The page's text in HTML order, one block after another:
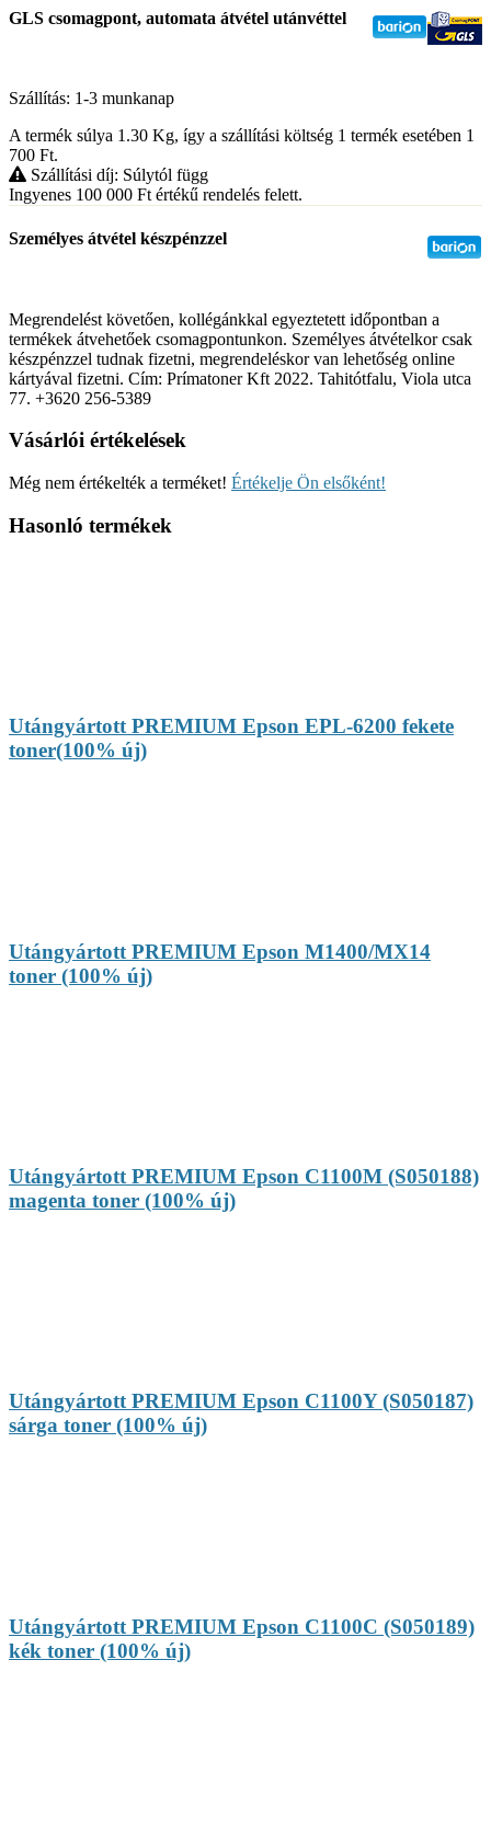
GLS csomagpont, automata átvétel utánvéttel
Szállítás: 1-3 munkanap
A termék súlya 1.30 Kg, így a szállítási költség 1 termék esetében 1
700 Ft.
Szállítási díj: Súlytól függ
Ingyenes 100 000 Ft értékű rendelés felett.
Személyes átvétel készpénzzel
Megrendelést követően, kollégánkkal egyeztetett időpontban a
termékek átvehetőek csomagpontunkon. Személyes átvételkor csak
készpénzzel tudnak fizetni, megrendeléskor van lehetőség online
kártyával fizetni. Cím: Prímatoner Kft 2022. Tahitótfalu, Viola utca
77. +3620 256-5389
Vásárlói értékelések
Még nem értékelték a terméket! Értékelje Ön elsőként!
Hasonló termékek
Utángyártott PREMIUM Epson EPL-6200 fekete
toner(100% új)
Utángyártott PREMIUM Epson M1400/MX14
toner (100% új)
Utángyártott PREMIUM Epson C1100M (S050188)
magenta toner (100% új)
Utángyártott PREMIUM Epson C1100Y (S050187)
sárga toner (100% új)
Utángyártott PREMIUM Epson C1100C (S050189)
kék toner (100% új)